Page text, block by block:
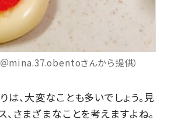
＠mina.37.obentoさんから提供）
、大変なことも多いでしょう。見
さまざまなことを考えますよね。